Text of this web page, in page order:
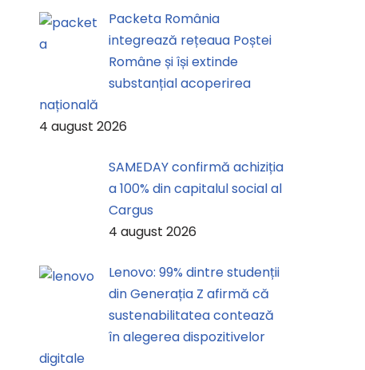
Packeta România
integrează rețeaua Poștei
Române și își extinde
substanțial acoperirea
națională
4 august 2026
SAMEDAY confirmă achiziția
a 100% din capitalul social al
Cargus
4 august 2026
Lenovo: 99% dintre studenții
din Generația Z afirmă că
sustenabilitatea contează
în alegerea dispozitivelor
digitale